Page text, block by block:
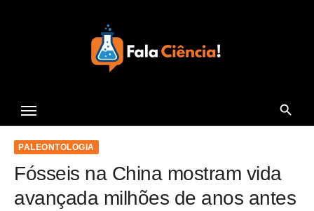
c
PALEONTOLOGIA
Fósseis na China mostram vida
avançada milhões de anos antes